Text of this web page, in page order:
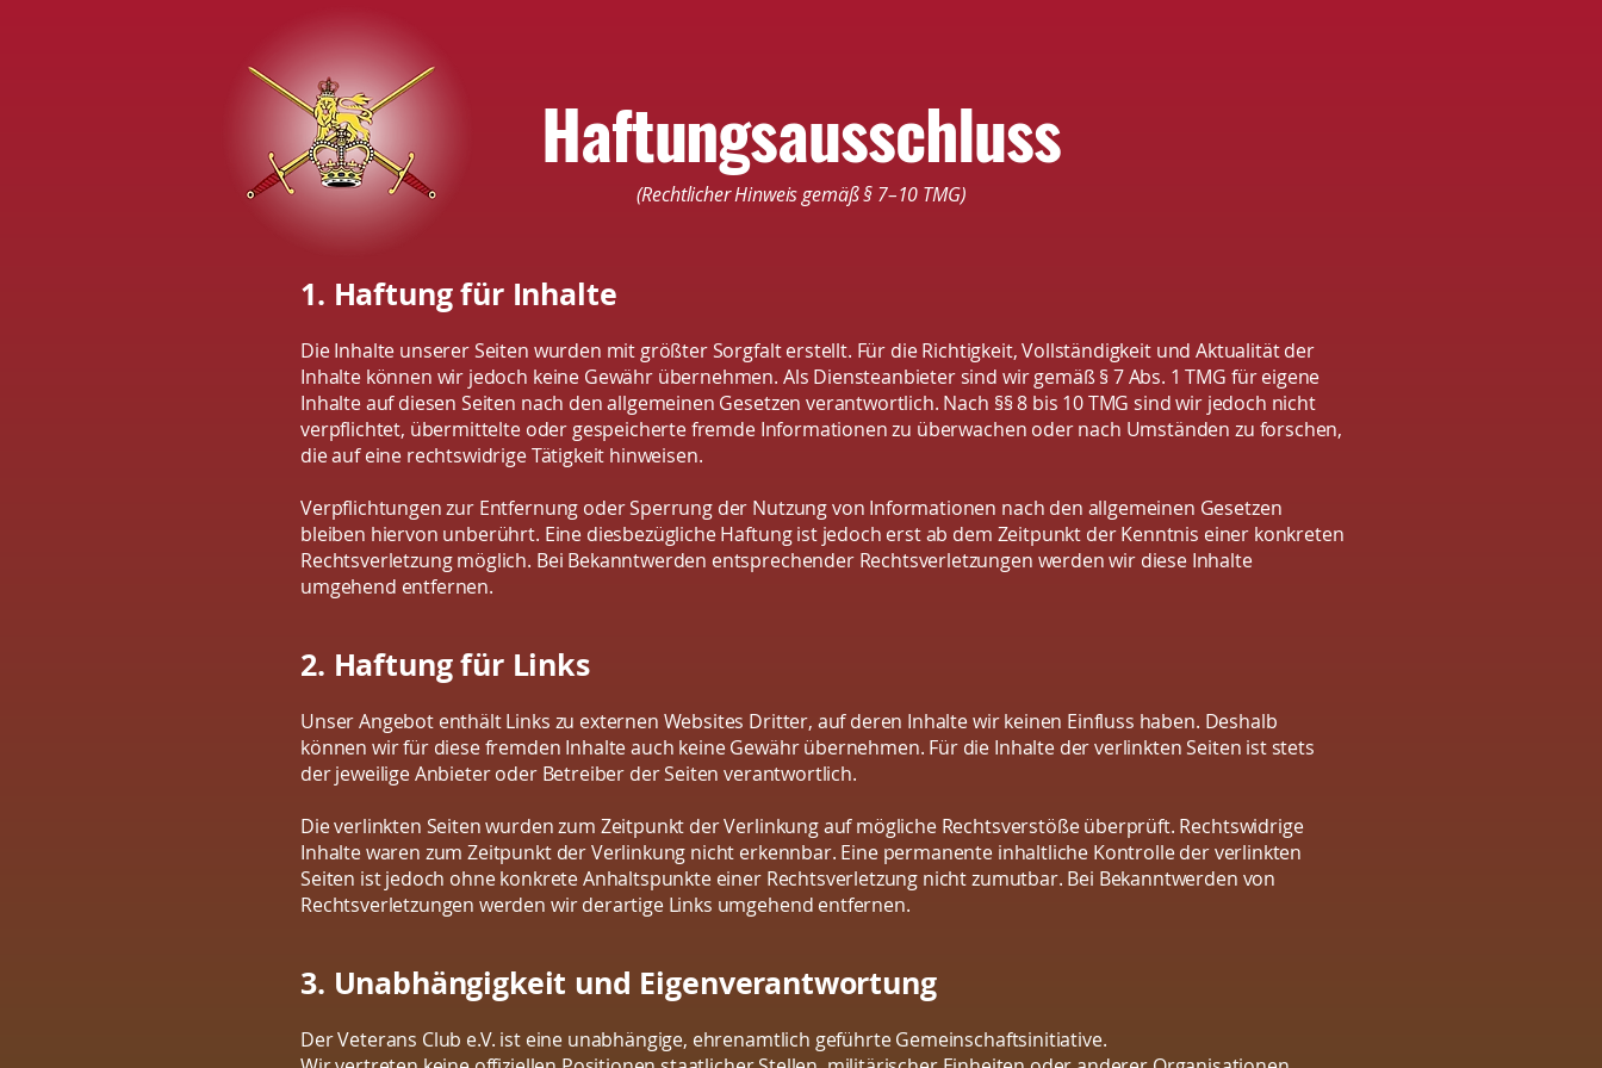
Haftungsausschluss
(Rechtlicher Hinweis gemäß § 7–10 TMG)
1. Haftung für Inhalte
Die Inhalte unserer Seiten wurden mit größter Sorgfalt erstellt. Für die Richtigkeit, Vollständigkeit und Aktualität der
Inhalte können wir jedoch keine Gewähr übernehmen. Als Diensteanbieter sind wir gemäß § 7 Abs. 1 TMG für eigene
Inhalte auf diesen Seiten nach den allgemeinen Gesetzen verantwortlich. Nach §§ 8 bis 10 TMG sind wir jedoch nicht
verpflichtet, übermittelte oder gespeicherte fremde Informationen zu überwachen oder nach Umständen zu forschen,
die auf eine rechtswidrige Tätigkeit hinweisen.
Verpflichtungen zur Entfernung oder Sperrung der Nutzung von Informationen nach den allgemeinen Gesetzen
bleiben hiervon unberührt. Eine diesbezügliche Haftung ist jedoch erst ab dem Zeitpunkt der Kenntnis einer konkreten
Rechtsverletzung möglich. Bei Bekanntwerden entsprechender Rechtsverletzungen werden wir diese Inhalte
umgehend entfernen.
2. Haftung für Links
Unser Angebot enthält Links zu externen Websites Dritter, auf deren Inhalte wir keinen Einfluss haben. Deshalb
können wir für diese fremden Inhalte auch keine Gewähr übernehmen. Für die Inhalte der verlinkten Seiten ist stets
der jeweilige Anbieter oder Betreiber der Seiten verantwortlich.
Die verlinkten Seiten wurden zum Zeitpunkt der Verlinkung auf mögliche Rechtsverstöße überprüft. Rechtswidrige
Inhalte waren zum Zeitpunkt der Verlinkung nicht erkennbar. Eine permanente inhaltliche Kontrolle der verlinkten
Seiten ist jedoch ohne konkrete Anhaltspunkte einer Rechtsverletzung nicht zumutbar. Bei Bekanntwerden von
Rechtsverletzungen werden wir derartige Links umgehend entfernen.
3. Unabhängigkeit und Eigenverantwortung
Der Veterans Club e.V. ist eine unabhängige, ehrenamtlich geführte Gemeinschaftsinitiative.